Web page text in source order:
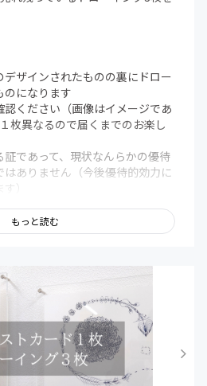
デザインされたものの裏にドロー
のになります
ください（画像はイメージであ
枚異なるので届くまでのお楽し
であって、現状なんらかの優待
ありません（今後優待的効力に
）
それに対する心境や展望などを投
いて】
経過した時点でこちらよりご連
点でBaceの販売サイトをご覧いた
で指定していただく形になります
については【オーダー制作につ
度支援を開始した場合、以前の継
もっと読む